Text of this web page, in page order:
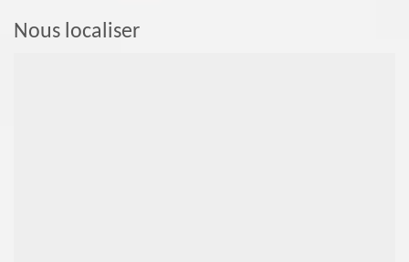
Nous localiser